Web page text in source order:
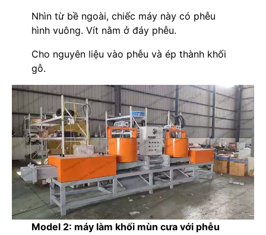
Nhìn từ bề ngoài, chiếc máy này có phễu
hình vuông. Vít nằm ở đáy phễu.
Cho nguyên liệu vào phễu và ép thành khối
gỗ.
Model 2: máy làm khối mùn cưa với phễu